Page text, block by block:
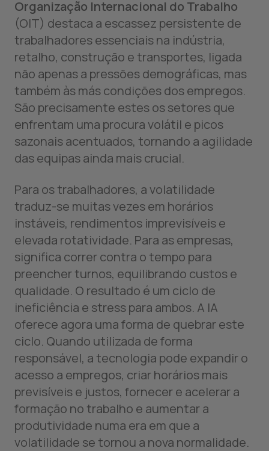
Organização Internacional do Trabalho
(OIT) destaca a escassez persistente de
trabalhadores essenciais na indústria,
retalho, construção e transportes, ligada
não apenas a pressões demográficas, mas
também às más condições dos empregos.
São precisamente estes os setores que
enfrentam uma procura volátil e picos
sazonais acentuados, tornando a agilidade
das equipas ainda mais crucial.
Para os trabalhadores, a volatilidade
traduz-se muitas vezes em horários
instáveis, rendimentos imprevisíveis e
elevada rotatividade. Para as empresas,
significa correr contra o tempo para
preencher turnos, equilibrando custos e
qualidade. O resultado é um ciclo de
ineficiência e stress para ambos. A IA
oferece agora uma forma de quebrar este
ciclo. Quando utilizada de forma
responsável, a tecnologia pode expandir o
acesso a empregos, criar horários mais
previsíveis e justos, fornecer e acelerar a
formação no trabalho e aumentar a
produtividade numa era em que a
volatilidade se tornou a nova normalidade.